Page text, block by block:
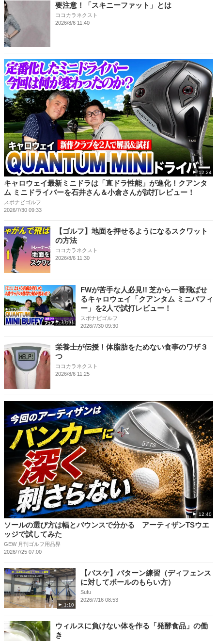
要注意！「スキニーファット」とは
ココカラネクスト
2026/8/6 11:40
12:24
キャロウェイ最新ミニドラは「直ドラ性能」が進化！クアンタ
ム ミニドライバーを石井さん＆小倉さんが試打レビュー！
スポナビゴルフ
2026/7/30 09:33
【ゴルフ】地面を押せるようになるスクワット
の方法
ココカラネクスト
2026/8/6 11:30
11:51
FWが苦手な人必見!! 芝から一番飛ばせ
るキャロウェイ「クアンタム ミニバフィ
ー」を2人で試打レビュー！
スポナビゴルフ
2026/7/30 09:30
栄養士が伝授！体脂肪をためない食事のワザ３
つ
ココカラネクスト
2026/8/6 11:25
12:40
ソールの選び方は幅とバウンスで分かる アーティザンTSウエ
ッジで試してみた
GEW 月刊ゴルフ用品界
2026/7/25 07:00
1:10
【バスケ】パターン練習（ディフェンス
に対してボールのもらい方）
Sufu
2026/7/16 08:53
ウィルスに負けない体を作る「発酵食品」の働
き